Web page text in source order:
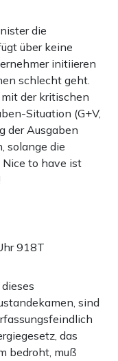
die
über keine
initiieren
schlecht geht.
der kritischen
Situation (G+V,
der Ausgaben
solange die
to have ist
918T
sind
das
bedroht, muß